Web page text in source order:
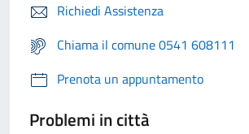
Richiedi Assistenza
Chiama il comune 0541 608111
Prenota un appuntamento
Problemi in città